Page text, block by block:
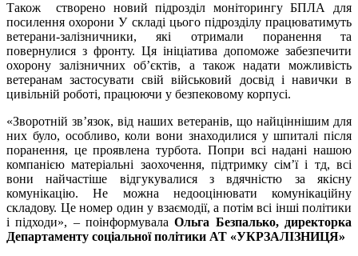
Також створено новий підрозділ моніторингу БПЛА для
посилення охорони У складі цього підрозділу працюватимуть
ветерани-залізничники, які отримали поранення та
повернулися з фронту. Ця ініціатива допоможе забезпечити
охорону залізничних обʼєктів, а також надати можливість
ветеранам застосувати свій військовий досвід і навички в
цивільній роботі, працюючи у безпековому корпусі.
«Зворотній звʼязок, від наших ветеранів, що найціннішим для
них було, особливо, коли вони знаходилися у шпиталі після
поранення, це проявлена турбота. Попри всі надані нашою
компанією матеріальні заохочення, підтримку сімʼї і тд, всі
вони найчастіше відгукувалися з вдячністю за якісну
комунікацію. Не можна недооцінювати комунікаційну
складову. Це номер один у взаємодії, а потім всі інші політики
і підходи», – поінформувалаОльга Безпалько, директорка
Департаменту соціальної політики АТ «УКРЗАЛІЗНИЦЯ»